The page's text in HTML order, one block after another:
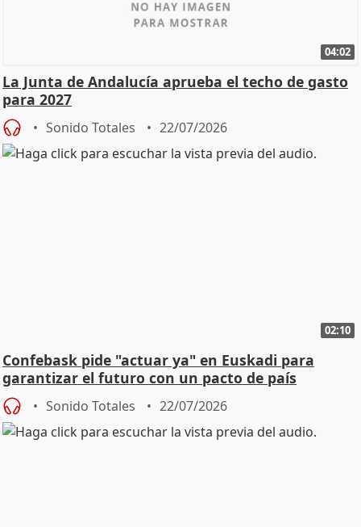
04:02
La Junta de Andalucía aprueba el techo de gasto
para 2027
Sonido Totales 22/07/2026
02:10
Confebask pide "actuar ya" en Euskadi para
garantizar el futuro con un pacto de país
Sonido Totales 22/07/2026